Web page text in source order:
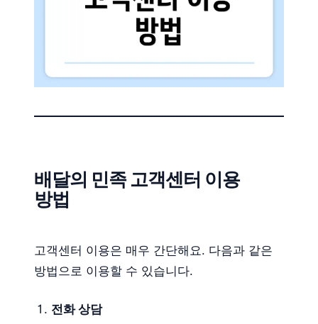
배달의 민족 고객센터 이용
방법
고객센터 이용은 매우 간단해요. 다음과 같은
방법으로 이용할 수 있습니다.
전화 상담